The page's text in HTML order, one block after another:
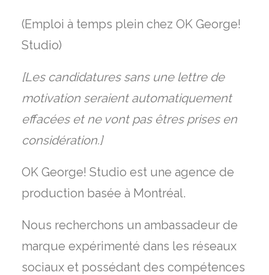
(Emploi à temps plein chez OK George!
Studio)
[Les candidatures sans une lettre de
motivation seraient automatiquement
effacées et ne vont pas êtres prises en
considération.]
OK George! Studio est une agence de
production basée à Montréal.
Nous recherchons un ambassadeur de
marque expérimenté dans les réseaux
sociaux et possédant des compétences